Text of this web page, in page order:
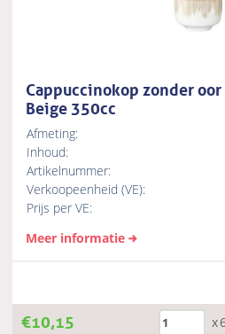
Cappuccinokop zonder
Beige 350cc
Afmeting:
Inhoud:
Artikelnummer:
Verkoopeenheid (VE):
Prijs per VE:
Meer informatie
€10,15